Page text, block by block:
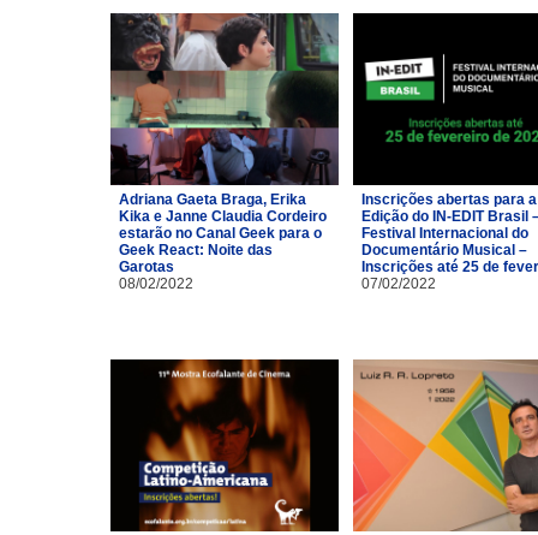
Adriana Gaeta Braga, Erika
Kika e Janne Claudia Cordeiro
estarão no Canal Geek para o
Geek React: Noite das
Garotas
08/02/2022
Inscrições abertas para a
Edição do IN-EDIT Brasil
Festival Internacional do
Documentário Musical –
Inscrições até 25 de
07/02/2022